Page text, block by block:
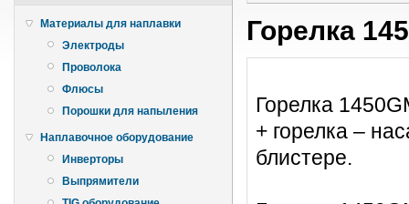
Материалы для наплавки
Электроды
Проволока
Флюсы
Порошки для напыления
Наплавочное оборудование
Инверторы
Выпрямители
Горелка
Горелка
+ горелка –
блистере.